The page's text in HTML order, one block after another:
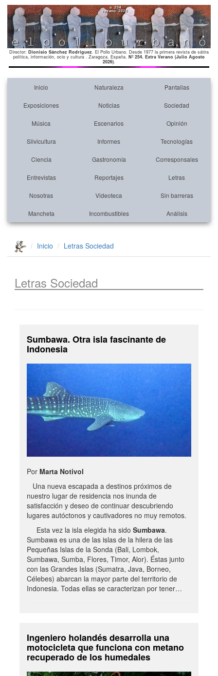
Director: Dionisio Sánchez Rodríguez. El Pollo Urbano. Desde 1977 la primera revista de sátira
política, información, ocio y cultura . Zaragoza. España. Nº 254. Extra Verano (Julio Agosto
2026).
Inicio Naturaleza Pantallas
Exposiciones Noticias Sociedad
Música Escenarios Opinión
Silvicultura Informes Tecnologías
Ciencia Gastronomía Corresponsales
Entrevistas Reportajes Letras
Nosotras Videoteca Sin barreras
Mancheta Incombustibles Análisis
Inicio Letras Sociedad
Letras Sociedad
Sumbawa. Otra isla fascinante de
Indonesia
Por Marta Notivol
Una nueva escapada a destinos próximos de
nuestro lugar de residencia nos inunda de
satisfacción y deseo de continuar descubriendo
lugares autóctonos y cautivadores no muy remotos.
Esta vez la isla elegida ha sido Sumbawa.
Sumbawa es una de las islas de la hilera de las
Pequeñas Islas de la Sonda (Bali, Lombok,
Sumbawa, Sumba, Flores, Timor, Alor). Éstas junto
con las Grandes Islas (Sumatra, Java, Borneo,
Célebes) abarcan la mayor parte del territorio de
Indonesia. Todas ellas se caracterizan por tener…
Ingeniero holandés desarrolla una
motocicleta que funciona con metano
recuperado de los humedales